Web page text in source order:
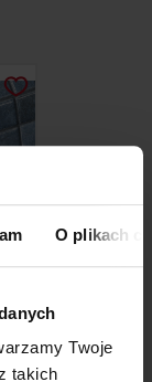
O plikach
Twoje
takich